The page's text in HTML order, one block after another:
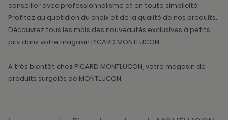
conseiller avec professionnalisme et en toute simplicité.
Profitez au quotidien du choix et de la qualité de nos produits.
Découvrez tous les mois des nouveautés exclusives à petits
prix dans votre magasin PICARD MONTLUCON.
A très bientôt chez PICARD MONTLUCON, votre magasin de
produits surgelés de MONTLUCON.